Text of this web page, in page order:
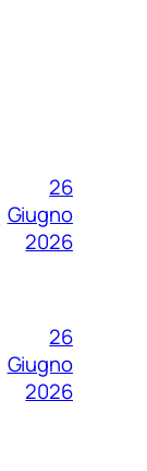
26
Giugno
2026
26
Giugno
2026